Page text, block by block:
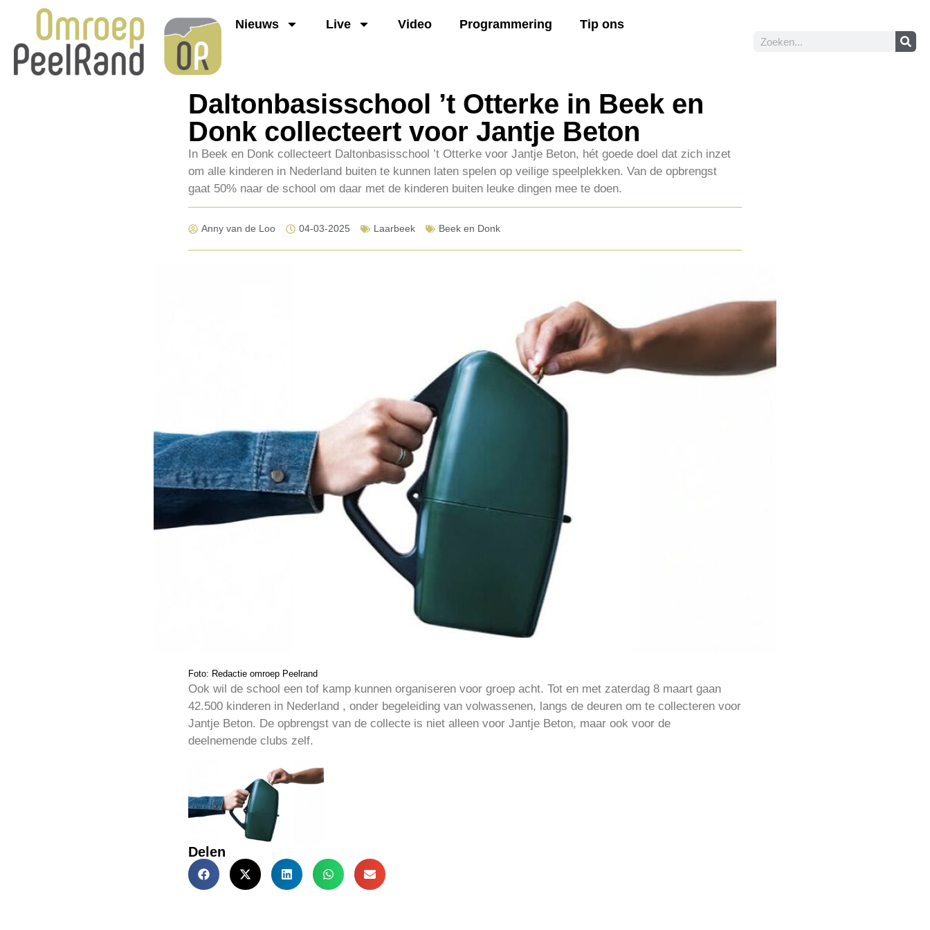
Nieuws Live Video Programmering Tip ons
Daltonbasisschool ’t Otterke in Beek en
Donk collecteert voor Jantje Beton
In Beek en Donk collecteert Daltonbasisschool ’t Otterke voor Jantje Beton, hét goede doel dat zich inzet
om alle kinderen in Nederland buiten te kunnen laten spelen op veilige speelplekken. Van de opbrengst
gaat 50% naar de school om daar met de kinderen buiten leuke dingen mee te doen.
Anny van de Loo 04-03-2025 Laarbeek Beek en Donk
Foto: Redactie omroep Peelrand
Ook wil de school een tof kamp kunnen organiseren voor groep acht. Tot en met zaterdag 8 maart gaan
42.500 kinderen in Nederland , onder begeleiding van volwassenen, langs de deuren om te collecteren voor
Jantje Beton. De opbrengst van de collecte is niet alleen voor Jantje Beton, maar ook voor de
deelnemende clubs zelf.
Delen